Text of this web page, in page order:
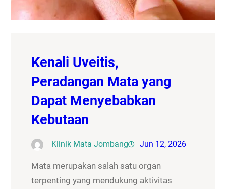
Kenali Uveitis,
Peradangan Mata yang
Dapat Menyebabkan
Kebutaan
Klinik Mata Jombang Jun 12, 2026
Mata merupakan salah satu organ
terpenting yang mendukung aktivitas